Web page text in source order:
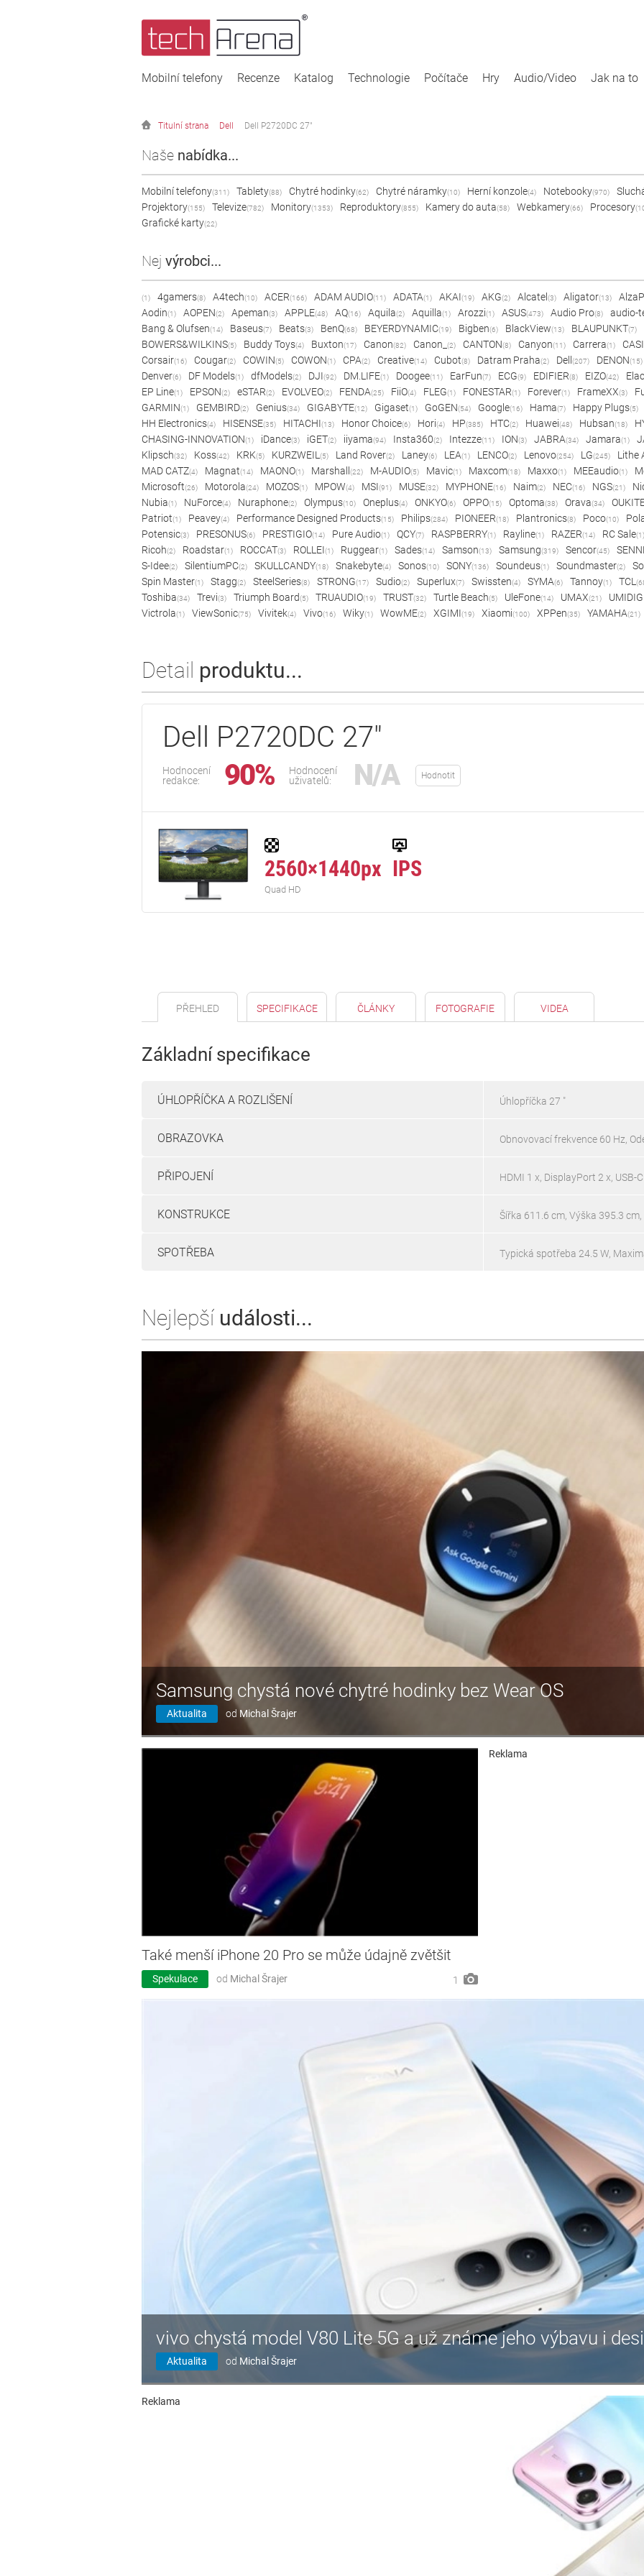
Mobilní telefony Recenze Katalog Technologie Počítače Hry Audio/Video Jak na to
Titulní strana Dell Dell P2720DC 27"
Naše nabídka...
Mobilní telefony(311) Tablety(88) Chytré hodinky(62) Chytré náramky(10) Herní konzole(4) Notebooky(970)
Projektory(155) Televize(782) Monitory(1353) Reproduktory(855) Kamery do auta(58) Webkamery(66) Procesory
Grafické karty(22)
Nej výrobci...
(1) 4gamers(8) A4tech(10) ACER(166) ADAM AUDIO(11) ADATA(1) AKAI(19) AKG(2) Alcatel (3) Aligator(13)
Aodin(1) AOPEN(2) Apeman(3) APPLE(48) AQ(16) Aquila(2) Aquilla(1) Arozzi(1) ASUS(473) Audio Pro(8)
audio-
Bang & Olufsen(14) Baseus(7) Beats(3) BenQ(68) BEYERDYNAMIC(19) Bigben(6) BlackView(13) BLAUPUNKT(7)
BOWERS&WILKINS(5) Buddy Toys(4) Buxton(17) Canon(82) Canon_ (2) CANTON(8) Canyon(11) Carrera(1)
Corsair(16) Cougar(2) COWIN(5) COWON(1) CPA(2) Creative(14) Cubot(8) Datram Praha(2) Dell (207) DENON(15)
Denver(6) DF Models(1) dfModels(2) DJI(92) DM.LIFE(1) Doogee(11) EarFun(7) ECG(9) EDIFIER(8) EIZO(42)
Elac
EP Line(1) EPSON(2) eSTAR(2) EVOLVEO(2) FENDA(25) FiiO(4) FLEG(1) FONESTAR(1) Forever(1) FrameXX(3)
GARMIN(1) GEMBIRD(2) Genius(34) GIGABYTE(12) Gigaset(1) GoGEN(54) Google(16) Hama(7) Happy Plugs(5)
HH Electronics(4) HISENSE(35) HITACHI(13) Honor Choice(6) Hori(4) HP(385) HTC(2) Huawei(48) Hubsan(18)
CHASING-INNOVATION(1) iDance(3) iGET(2) iiyama(94) Insta360(2) Intezze(11) ION(3) JABRA(34) Jamara(1)
Klipsch(32) Koss(42) KRK(5) KURZWEIL(5) Land Rover(2) Laney(6) LEA(1) LENCO(2) Lenovo(254) LG(245)
Lithe
MAD CATZ(4) Magnat(14) MAONO(1) Marshall (22) M-AUDIO(5) Mavic(1) Maxcom(18) Maxxo(1) MEEaudio(1)
Microsoft(26) Motorola(24) MOZOS(1) MPOW(4) MSI(91) MUSE(32) MYPHONE(16) Naim(2) NEC(16) NGS(21)
Nubia(1) NuForce(4) Nuraphone(2) Olympus(10) Oneplus(4) ONKYO(6) OPPO(15) Optoma(38) Orava(34)
Patriot(1) Peavey(4) Performance Designed Products(15) Philips(284) PIONEER(18) Plantronics(8) Poco(10)
Potensic(3) PRESONUS(6) PRESTIGIO(14) Pure Audio(1) QCY(7) RASPBERRY(1) Rayline(1) RAZER(14) RC Sale(1)
Ricoh(2) Roadstar(1) ROCCAT(3) ROLLEI(1) Ruggear(1) Sades(14) Samson(13) Samsung(319) Sencor(45)
S-Idee(2) SilentiumPC(2) SKULLCANDY(18) Snakebyte(4) Sonos(10) SONY(136) Soundeus(1) Soundmaster(2)
Spin Master(1) Stagg(2) SteelSeries(8) STRONG(17) Sudio(2) Superlux(7) Swissten(4) SYMA(6) Tannoy(1) TCL
Toshiba(34) Trevi(3) Triumph Board(5) TRUAUDIO(19) TRUST(32) Turtle Beach(5) UleFone(14) UMAX(21)
Victrola(1) ViewSonic(75) Vivitek(4) Vivo(16) Wiky(1) WowME(2) XGIMI(19) Xiaomi(100) XPPen(35) YAMAHA(21)
Detail produktu...
Dell P2720DC 27"
Hodnocení
redakce:
90%
Hodnocení
uživatelů:
N/A Hodnotit
2560×1440px
Quad HD
IPS
PŘEHLED SPECIFIKACE ČLÁNKY FOTOGRAFIE VIDEA
Základní specifikace
ÚHLOPŘÍČKA A ROZLIŠENÍ Úhlopříčka 27 "
OBRAZOVKA Obnovovací frekvence 60 Hz,
PŘIPOJENÍ HDMI 1 x, DisplayPort 2 x, USB-
KONSTRUKCE Šířka 611.6 cm, Výška 395.3
SPOTŘEBA Typická spotřeba 24.5 W,
Nejlepší události...
Samsung chystá nové chytré hodinky bez Wear OS
Aktualita od Michal Šrajer
Také menší iPhone 20 Pro se může údajně zvětšit
Spekulace od Michal Šrajer 1
Reklama
vivo chystá model V80 Lite 5G a už známe jeho výbavu i
Aktualita od Michal Šrajer
Reklama